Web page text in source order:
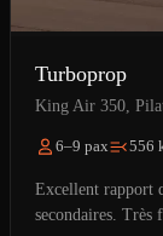
Turboprop
King Air 350,
6–9 pax 556
Excellent rapport
secondaires. Très